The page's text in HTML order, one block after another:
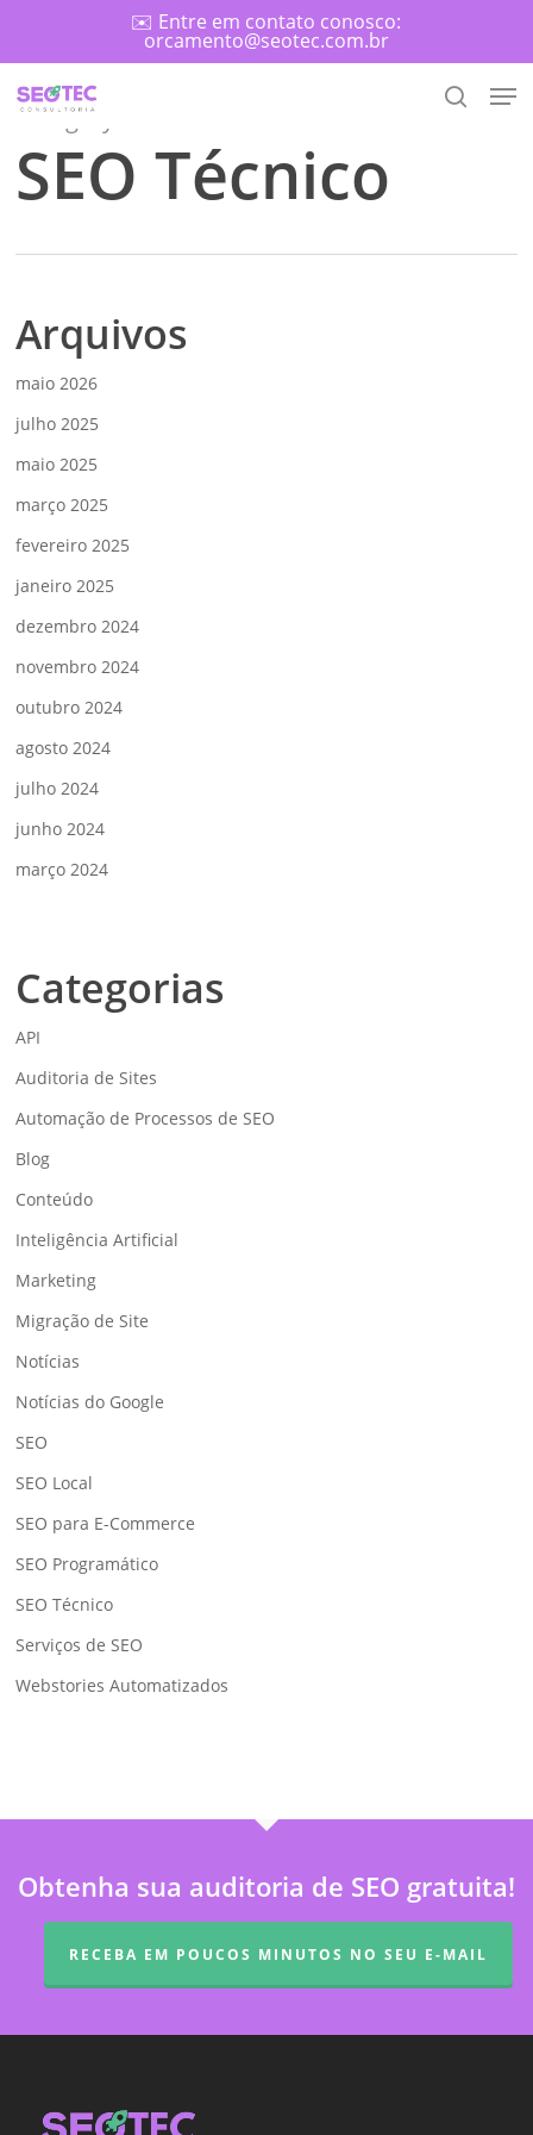
content
✉️ Entre em contato conosco:
orcamento@seotec.com.br
Category
SEO Técnico
Arquivos
maio 2026
julho 2025
maio 2025
março 2025
fevereiro 2025
janeiro 2025
dezembro 2024
novembro 2024
outubro 2024
agosto 2024
julho 2024
junho 2024
março 2024
Categorias
API
Auditoria de Sites
Automação de Processos de SEO
Blog
Conteúdo
Inteligência Artificial
Marketing
Migração de Site
Notícias
Notícias do Google
SEO
SEO Local
SEO para E-Commerce
SEO Programático
SEO Técnico
Serviços de SEO
Webstories Automatizados
Obtenha sua auditoria de SEO gratuita!
RECEBA EM POUCOS MINUTOS NO SEU E-MAIL